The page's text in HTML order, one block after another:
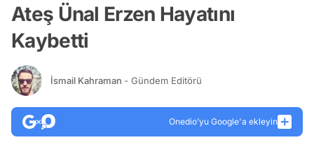
Ateş Ünal Erzen Hayatını
Kaybetti
İsmail Kahraman - Gündem Editörü
Onedio’yu Google'a ekleyin